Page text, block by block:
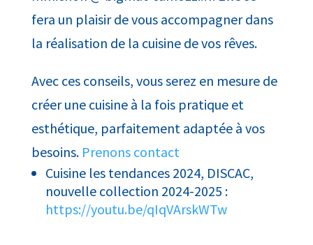
fera un plaisir de vous accompagner dans
la réalisation de la cuisine de vos rêves.
Avec ces conseils, vous serez en mesure de
créer une cuisine à la fois pratique et
esthétique, parfaitement adaptée à vos
besoins. Prenons contact
Cuisine les tendances 2024, DISCAC,
nouvelle collection 2024-2025 :
https://youtu.be/qIqVArskWTw